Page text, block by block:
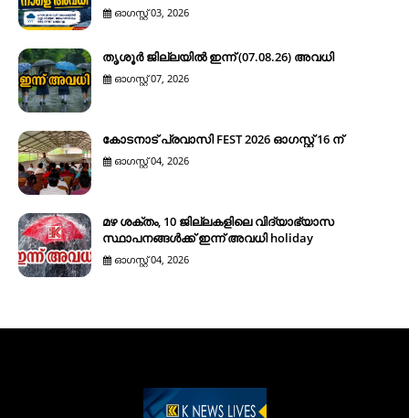
ഓഗസ്റ്റ് 03, 2026
തൃശൂർ ജില്ലയിൽ ഇന്ന് (07.08.26) അവധി
ഓഗസ്റ്റ് 07, 2026
കോടനാട് പ്രവാസി FEST 2026 ഓഗസ്റ്റ് 16 ന്
ഓഗസ്റ്റ് 04, 2026
മഴ ശക്തം, 10 ജില്ലകളിലെ വിദ്യാഭ്യാസ
സ്ഥാപനങ്ങൾക്ക് ഇന്ന് അവധി holiday
ഓഗസ്റ്റ് 04, 2026